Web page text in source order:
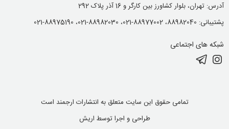
آدرس: تهران، بلوار کشاورز بین کارگر و 16 آذر پلاک 292
پشتیبانی: 88982040، 88977002-021، 88982030-021، 88975190-021
شبکه های اجتماعی
تمامی حقوق این سایت متعلق به انتشارات ارجمند است
طراحی و اجرا توسط اریش